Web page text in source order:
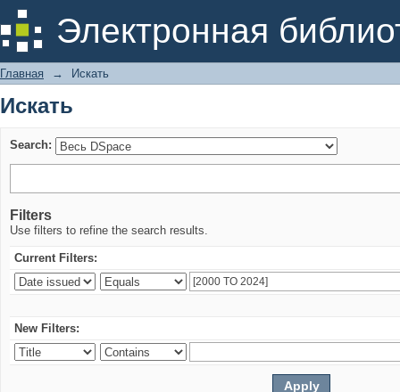
Электронная
Искать
Главная → Искать
Искать
Search:
Filters
Use filters to refine the search results.
Current Filters:
New Filters: